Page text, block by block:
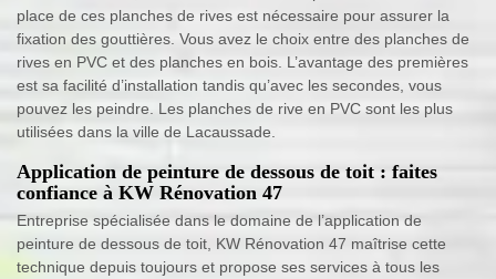
place de ces planches de rives est nécessaire pour assurer la
fixation des gouttières. Vous avez le choix entre des planches de
rives en PVC et des planches en bois. L’avantage des premières
est sa facilité d’installation tandis qu’avec les secondes, vous
pouvez les peindre. Les planches de rive en PVC sont les plus
utilisées dans la ville de Lacaussade.
Application de peinture de dessous de toit : faites
confiance à KW Rénovation 47
Entreprise spécialisée dans le domaine de l’application de
peinture de dessous de toit, KW Rénovation 47 maîtrise cette
technique depuis toujours et propose ses services à tous les